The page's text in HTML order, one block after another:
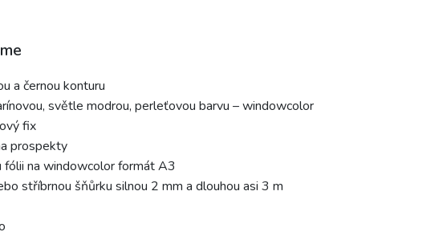
a černou konturu
světle modrou, perleťovou barvu – windowcolor
fix
prospekty
fólii na windowcolor formát A3
stříbrnou šňůrku silnou 2 mm a dlouhou asi 3 m